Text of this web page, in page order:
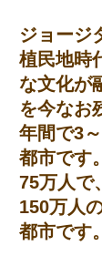
ジョージ
植民地時
な文化が
を今なお
年間で3
都市です
75万人で
150万人
都市です。